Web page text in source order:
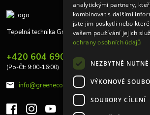
Tepelná technika Greeneco
+420 604 690 848
(Po-Čt: 9:00-16:00)
info@greeneco.cz
analytickými partnery,
kombinovat s dalšími
jste jim poskytli nebo
vašem používání jejich
ochrany osobních údajů
NEZBYTNĚ
VÝKONOVÉ
SOUBORY CÍLENÍ